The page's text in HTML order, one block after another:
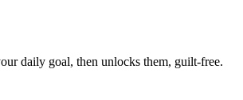
daily goal, then unlocks them, guilt-free.